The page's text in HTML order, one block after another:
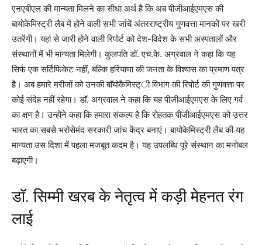
एनएबीएल की मान्यता मिलने का सीधा अर्थ है कि अब पीजीआईएमएस की
बायोकेमिस्ट्री लैब में होने वाली सभी जांचें अंतरराष्ट्रीय गुणवत्ता मानकों पर खरी
उतरेंगी। यहां से जारी होने वाली रिपोर्ट को देश-विदेश के सभी अस्पतालों और
संस्थानों में भी मान्यता मिलेगी। कुलपति डॉ. एच.के. अग्रवाल ने कहा कि यह
सिर्फ एक सर्टिफिकेट नहीं, बल्कि हरियाणा की जनता के विश्वास का प्रमाण पत्र
है। अब हमारे मरीजों को उनकी बाॅयोकैमिस्ट्ी विभाग की रिपोर्ट की गुणवत्ता पर
कोई संदेह नहीं रहेगा। डाॅ. अग्रवाल ने कहा कि यह पीजीआईएमएस के लिए गर्व
का क्षण है। उन्होंने कहा कि हमारा संकल्प है कि रोहतक पीजीआईएमएस को उत्तर
भारत का सबसे भरोसेमंद सरकारी जांच केंद्र बनाएं। बायोकेमिस्ट्री लैब की यह
मान्यता उस दिशा में पहला मजबूत कदम है। यह उपलब्धि पूरे संस्थान का मनोबल
बढ़ाएगी।
डॉ. सिम्मी खरब के नेतृत्व में कड़ी मेहनत रंग
लाई